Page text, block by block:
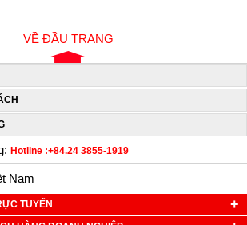
VỀ ĐẦU TRANG
Hotline :+84.24 3855-1919
Nam
TUYẾN